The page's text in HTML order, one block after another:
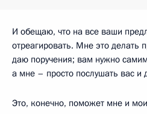
И обещаю, что на все ваши
отреагировать. Мне это делать
даю поручения; вам нужно
а мне – просто послушать вас и
Это, конечно, поможет мне и